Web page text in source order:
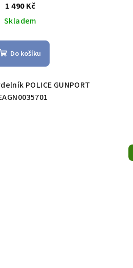
1 490 Kč
Skladem
Do košíku
POLICE GUNPORT